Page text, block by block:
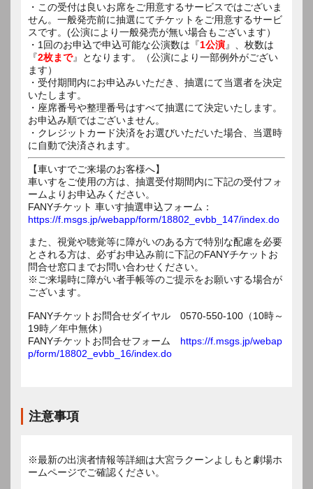
・この受付は良いお席をご用意するサービスではございま
せん。一般発売前に抽選にてチケットをご用意するサービ
スです。(公演により一般発売が無い場合もございます）
・1回のお申込で申込可能な公演数は『1公演』、枚数は
『2枚まで』となります。（公演により一部例外がござい
ます）
・受付期間内にお申込みいただき、抽選にて当選者を決定
いたします。
・座席番号や整理番号はすべて抽選にて決定いたします。
お申込み順ではございません。
・クレジットカード決済をお選びいただいた場合、当選時
に自動で決済されます。
【車いすでご来場のお客様へ】
車いすをご使用の方は、抽選受付期間内に下記の受付フォ
ームよりお申込みください。
FANYチケット 車いす抽選申込フォーム：
https://f.msgs.jp/webapp/form/18802_evbb_147/index.do
また、視覚や聴覚等に障がいのある方で特別な配慮を必要
とされる方は、必ずお申込み前に下記のFANYチケットお
問合せ窓口までお問い合わせください。
※ご来場時に障がい者手帳等のご提示をお願いする場合が
ございます。
FANYチケットお問合せダイヤル 0570-550-100（10時～
19時／年中無休）
FANYチケットお問合せフォーム https://f.msgs.jp/webap
p/form/18802_evbb_16/index.do
注意事項
※最新の出演者情報等詳細は大宮ラクーンよしもと劇場ホ
ームページでご確認ください。